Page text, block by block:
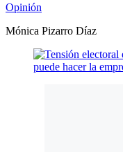
Opinión
Mónica Pizarro Díaz